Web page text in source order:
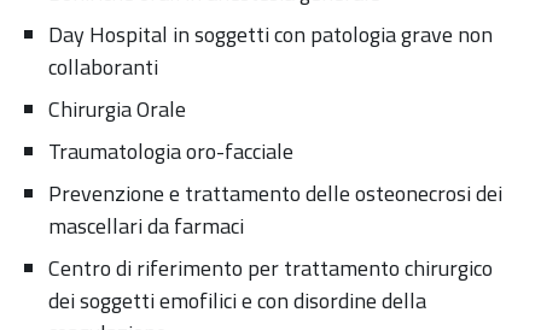
Day Hospital in soggetti con patologia grave non
collaboranti
Chirurgia Orale
Traumatologia oro-facciale
Prevenzione e trattamento delle osteonecrosi dei
mascellari da farmaci
Centro di riferimento per trattamento chirurgico
dei soggetti emofilici e con disordine della